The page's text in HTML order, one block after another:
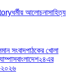
ধর্মীয় আলোচনাসাহিত্য
সংবাদপাঠকের খোলা
বাংলাদেশ২৪এর
২০২৬